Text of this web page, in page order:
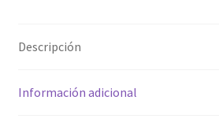
Descripción
Información adicional